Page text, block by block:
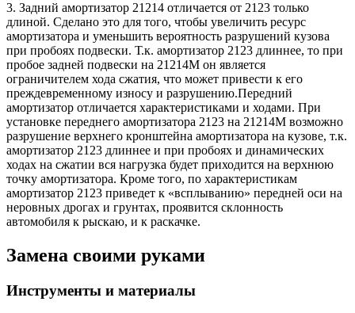
3. Задний амортизатор 21214 отличается от 2123 только
длиной. Сделано это для того, чтобы увеличить ресурс
амортизатора и уменьшить вероятность разрушений кузова
при пробоях подвески. Т.к. амортизатор 2123 длиннее, то при
пробое задней подвески на 21214М он является
ограничителем хода сжатия, что может привести к его
преждевременному износу и разрушению.Передний
амортизатор отличается характеристиками и ходами. При
установке переднего амортизатора 2123 на 21214М возможно
разрушение верхнего кронштейна амортизатора на кузове, т.к.
амортизатор 2123 длиннее и при пробоях и динамических
ходах на сжатии вся нагрузка будет приходится на верхнюю
точку амортизатора. Кроме того, по характеристикам
амортизатор 2123 приведет к «всплыванию» передней оси на
неровных дрогах и грунтах, проявится склонность
автомобиля к рыскаю, и к раскачке.
Замена своими руками
Инструменты и материалы